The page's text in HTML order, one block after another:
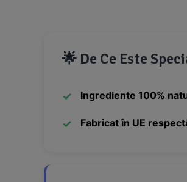
🌟 De Ce Este
Ingrediente 100%
Fabricat în UE